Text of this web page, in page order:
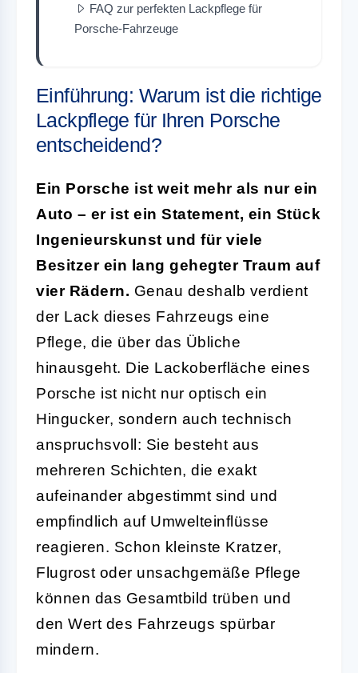
FAQ zur perfekten Lackpflege für
Porsche-Fahrzeuge
Einführung: Warum ist die richtige
Lackpflege für Ihren Porsche
entscheidend?
Ein Porsche ist weit mehr als nur ein
Auto – er ist ein Statement, ein Stück
Ingenieurskunst und für viele
Besitzer ein lang gehegter Traum auf
vier Rädern. Genau deshalb verdient
der Lack dieses Fahrzeugs eine
Pflege, die über das Übliche
hinausgeht. Die Lackoberfläche eines
Porsche ist nicht nur optisch ein
Hingucker, sondern auch technisch
anspruchsvoll: Sie besteht aus
mehreren Schichten, die exakt
aufeinander abgestimmt sind und
empfindlich auf Umwelteinflüsse
reagieren. Schon kleinste Kratzer,
Flugrost oder unsachgemäße Pflege
können das Gesamtbild trüben und
den Wert des Fahrzeugs spürbar
mindern.